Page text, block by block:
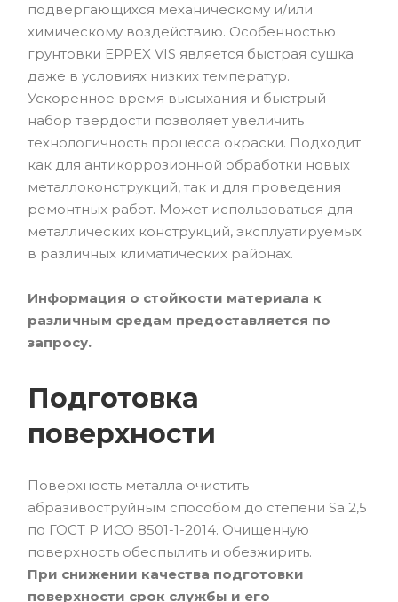
подвергающихся механическому и/или
химическому воздействию. Особенностью
грунтовки EPPEX VIS является быстрая сушка
даже в условиях низких температур.
Ускоренное время высыхания и быстрый
набор твердости позволяет увеличить
технологичность процесса окраски. Подходит
как для антикоррозионной обработки новых
металлоконструкций, так и для проведения
ремонтных работ. Может использоваться для
металлических конструкций, эксплуатируемых
в различных климатических районах.
Информация о стойкости материала к
различным средам предоставляется по
запросу.
Подготовка
поверхности
Поверхность металла очистить
абразивоструйным способом до степени Sa 2,5
по ГОСТ Р ИСО 8501-1-2014. Очищенную
поверхность обеспылить и обезжирить.
При снижении качества подготовки
поверхности срок службы и его